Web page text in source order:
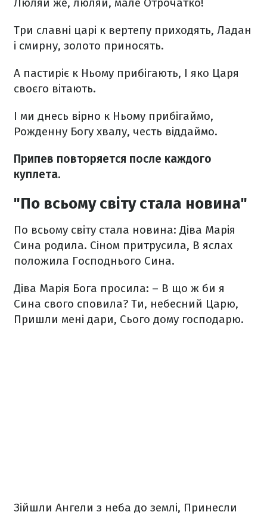
Три славні царі к вертепу приходять, Ладан
і смирну, золото приносять.
А пастиріє к Ньому прибігають, І яко Царя
своєго вітають.
І ми днесь вірно к Ньому прибігаймо,
Рожденну Богу хвалу, честь віддаймо.
Припев повторяется после каждого
куплета.
"По всьому світу стала новина"
По всьому світу стала новина: Діва Марія
Сина родила. Сіном притрусила, В яслах
положила Господнього Сина.
Діва Марія Бога просила: – В що ж би я
Сина свого сповила? Ти, небесний Царю,
Пришли мені дари, Сього дому господарю.
Зійшли Ангели з неба до землі, Принесли